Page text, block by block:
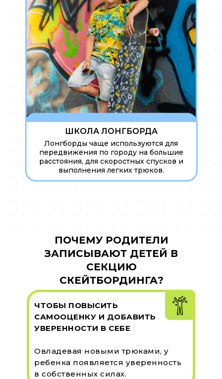
ШКОЛА ЛОНГБОРДА
Лонгборды чаще используются для
передвижения по городу на большие
расстояния, для скоростных спусков и
выполнения легких трюков.
ПОЧЕМУ РОДИТЕЛИ
ЗАПИСЫВАЮТ ДЕТЕЙ В
СЕКЦИЮ
СКЕЙТБОРДИНГА?
ЧТОБЫ ПОВЫСИТЬ
САМООЦЕНКУ И ДОБАВИТЬ
УВЕРЕННОСТИ В СЕБЕ
Овладевая новыми трюками, у
ребенка появляется уверенность
в собственных силах.